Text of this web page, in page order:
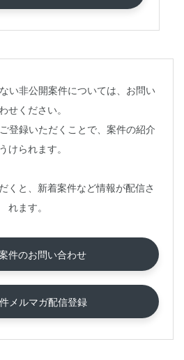
い非公開案件については、お問い
せください。
登録いただくことで、案件の紹介
けられます。
くと、新着案件など情報が配信さ
れます。
件のお問い合わせ
メルマガ配信登録